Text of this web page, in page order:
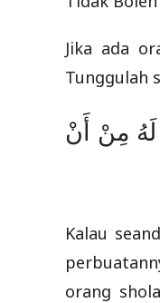
Jika ada
Tunggulah
لَهُ مِنْ أَنْ
Kalau
orang